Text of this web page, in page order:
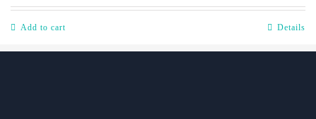
Add to cart Details